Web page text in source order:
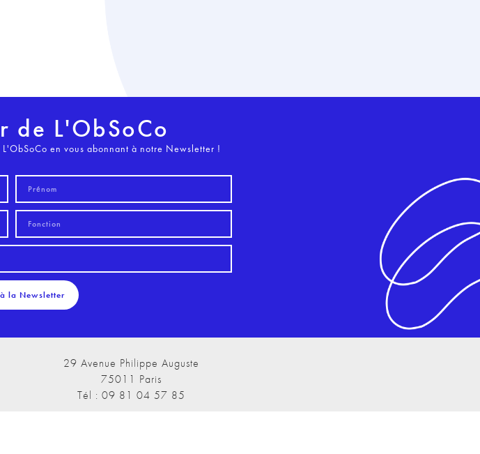
de L'ObSoCo
en vous abonnant à notre Newsletter !
la Newsletter
29 Avenue Philippe Auguste
75011 Paris
Tél : 09 81 04 57 85